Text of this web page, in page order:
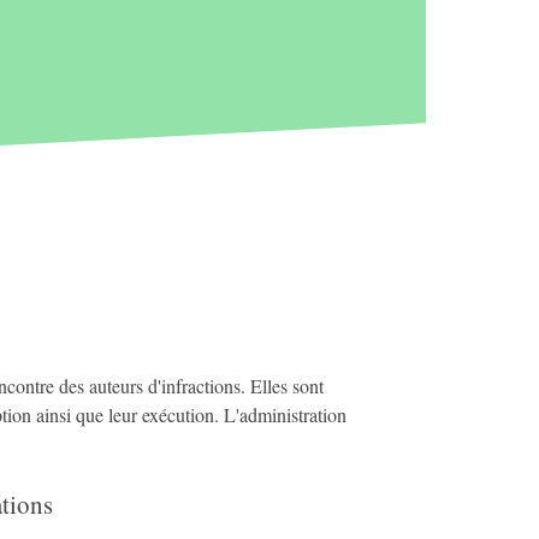
des auteurs d'infractions. Elles sont
ainsi que leur exécution. L'administration